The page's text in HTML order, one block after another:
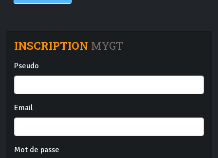
INSCRIPTION MYGT
Pseudo
Email
Mot de passe